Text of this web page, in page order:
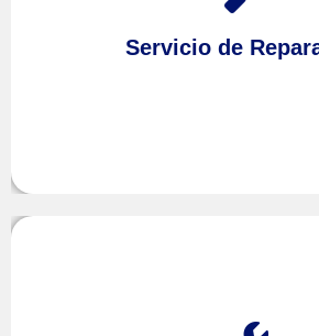
Servicio de
nosotros nos ocuparemos de